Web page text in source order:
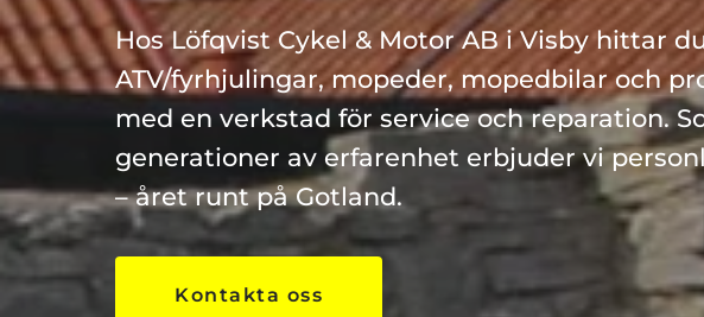
Hos Löfqvist Cykel & Motor AB i Visby hittar
ATV/fyrhjulingar, mopeder, mopedbilar och
med en verkstad för service och reparation.
generationer av erfarenhet erbjuder vi
– året runt på Gotland.
Kontakta oss